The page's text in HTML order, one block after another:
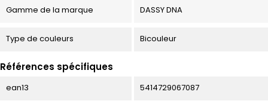
Gamme de la marque DASSY DNA
Type de couleurs Bicouleur
Références spécifiques
ean13 5414729067087